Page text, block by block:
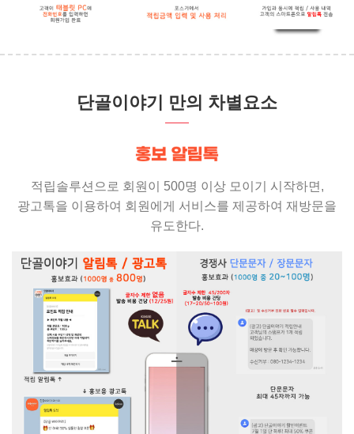
단골이야기 만의 차별요소
적립솔루션으로 회원이 500명 이상 모이기 시작하면,
광고톡을 이용하여 회원에게 서비스를 제공하여 재방문을
유도한다.